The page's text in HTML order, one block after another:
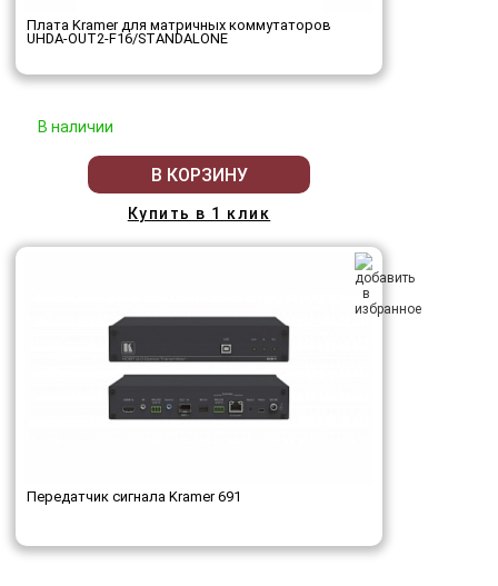
Плата Kramer для матричных коммутаторов
UHDA-OUT2-F16/STANDALONE
В наличии
В КОРЗИНУ
Купить в 1 клик
Передатчик сигнала Kramer 691